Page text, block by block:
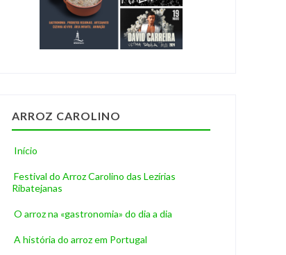
ARROZ CAROLINO
Início
Festival do Arroz Carolino das Lezírias
Ribatejanas
O arroz na «gastronomia» do dia a dia
A história do arroz em Portugal